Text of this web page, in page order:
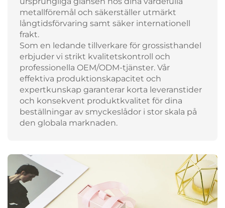
metallföremål och säkerställer utmärkt
långtidsförvaring samt säker internationell
frakt.
Som en ledande tillverkare för grossisthandel
erbjuder vi strikt kvalitetskontroll och
professionella OEM/ODM-tjänster. Vår
effektiva produktionskapacitet och
expertkunskap garanterar korta leveranstider
och konsekvent produktkvalitet för dina
beställningar av smyckeslådor i stor skala på
den globala marknaden.